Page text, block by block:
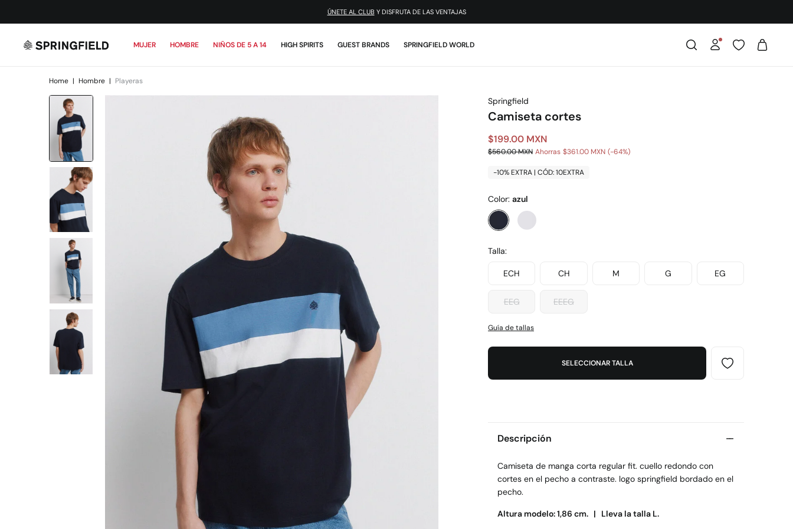
¡DESCARGA LA APP!
MUJER HOMBRE NIÑOS DE 5 A 14 HIGH SPIRITS GUEST BRANDS SPRINGFIELD WORLD
Home | Hombre | Playeras
Springfield
Camiseta cortes
$199.00 MXN
$560.00 MXN Ahorras $361.00 MXN 64
-10% EXTRA | CÓD: 10EXTRA
Color: azul
Talla:
ECH CH M G EG
EEG EEEG
Guía de tallas
SELECCIONAR TALLA
Descripción
Camiseta de manga corta regular fit. cuello redondo con
cortes en el pecho a contraste. logo springfield bordado en el
pecho.
Altura modelo: 1,86 cm. | Lleva la talla L.